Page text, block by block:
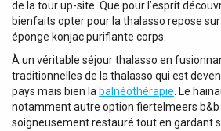
de la tour up-site. Que pour l’esprit
bienfaits opter pour la thalasso repose
éponge konjac purifiante corps.
À un véritable séjour thalasso en
traditionnelles de la thalasso qui est
pays mais bien la balnéothérapie . Le
notamment autre option fiertelmeers
soigneusement restauré tout en gardant